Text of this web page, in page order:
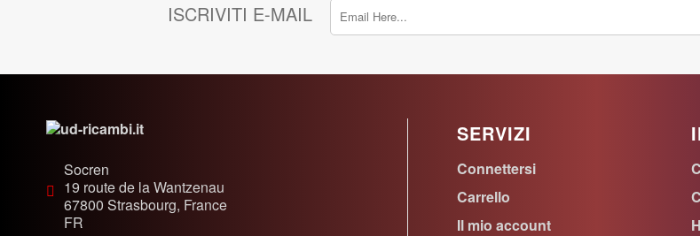
ISCRIVITI E-MAIL
Socren
19 route de la Wantzenau
67800 Strasbourg, France
FR
SERVIZI
Connettersi
Carrello
Il mio account